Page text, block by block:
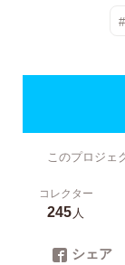
このプロジェ
コレクター
245人
シェア